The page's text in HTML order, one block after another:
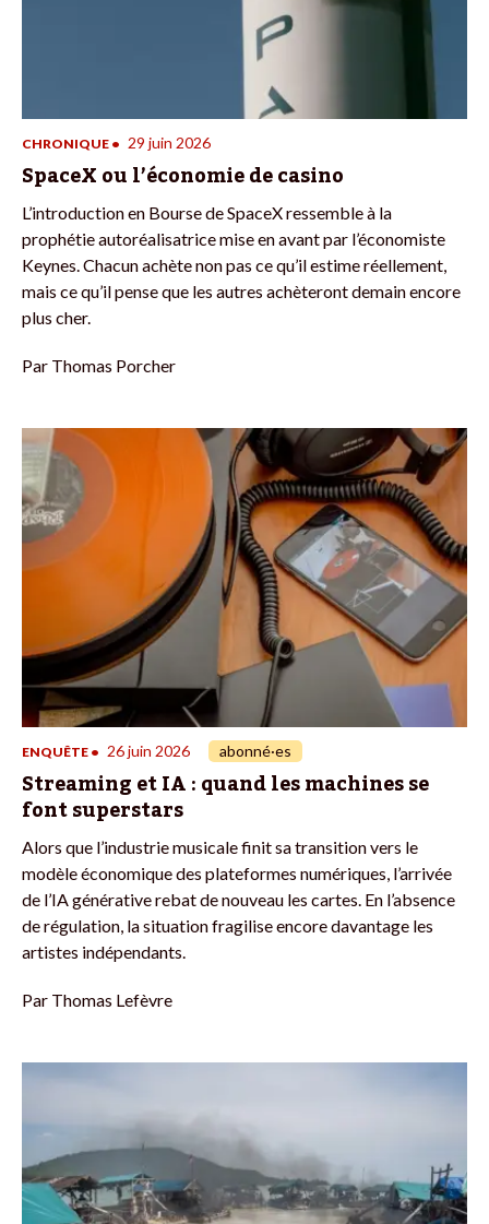
CHRONIQUE • 29 juin 2026
SpaceX ou l’économie de casino
L’introduction en Bourse de SpaceX ressemble à la
prophétie autoréalisatrice mise en avant par l’économiste
Keynes. Chacun achète non pas ce qu’il estime réellement,
mais ce qu’il pense que les autres achèteront demain encore
plus cher.
Par Thomas Porcher
ENQUÊTE • 26 juin 2026 abonné·es
Streaming et IA : quand les machines se
font superstars
Alors que l’industrie musicale finit sa transition vers le
modèle économique des plateformes numériques, l’arrivée
de l’IA générative rebat de nouveau les cartes. En l’absence
de régulation, la situation fragilise encore davantage les
artistes indépendants.
Par Thomas Lefèvre